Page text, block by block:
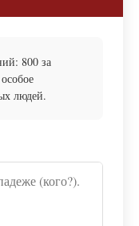
800 за
людей.